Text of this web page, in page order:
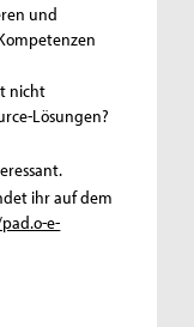
und
nicht
Lösungen?
ihr auf dem
e-